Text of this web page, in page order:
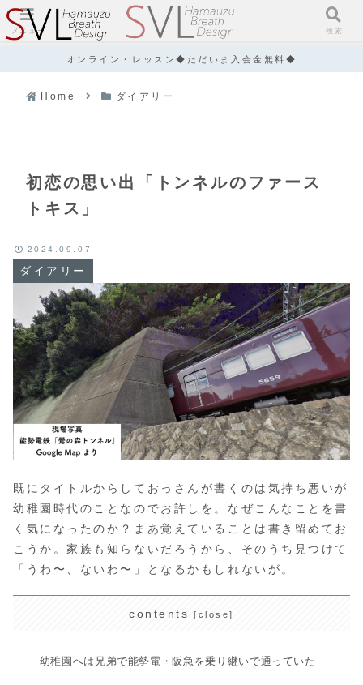
オンライン・レッスン◆ただいま入会金無料◆
Home ダイアリー
初恋の思い出「トンネルのファース
トキス」
ダイアリー
2024.09.07
既にタイトルからしておっさんが書くのは気持ち悪いが
幼稚園時代のことなのでお許しを。なぜこんなことを書
く気になったのか？まあ覚えていることは書き留めてお
こうか。家族も知らないだろうから、そのうち見つけて
「うわ〜、ないわ〜」となるかもしれないが。
contents
幼稚園へは兄弟で能勢電・阪急を乗り継いで通っていた
メニュー 検索